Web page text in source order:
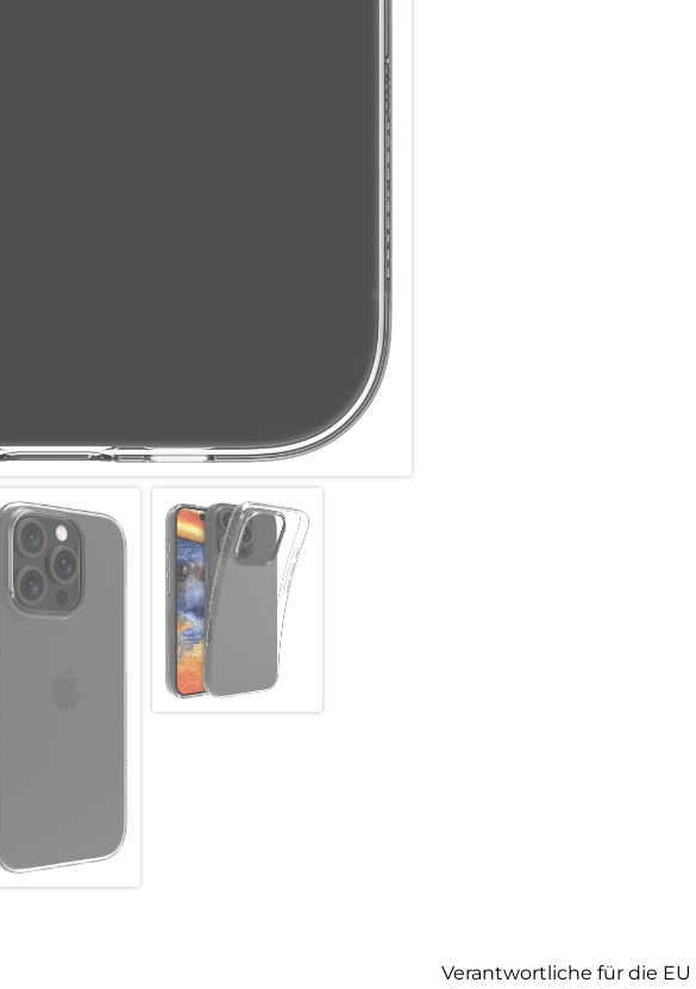
Verantwortliche für die EU